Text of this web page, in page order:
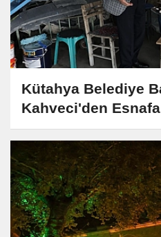
Kütahya Belediye
Kahveci'den